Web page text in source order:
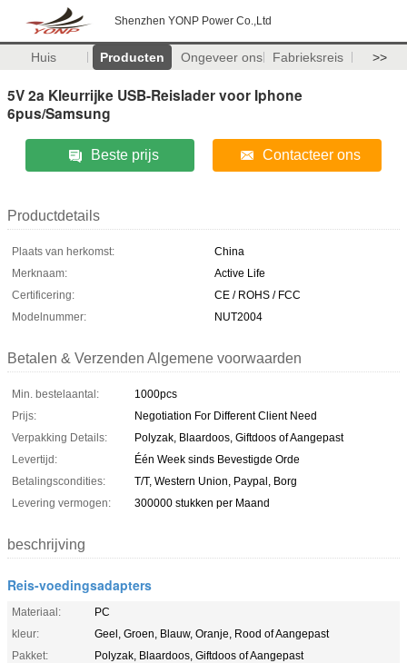
Shenzhen YONP Power Co.,Ltd
Huis Producten Ongeveer ons Fabrieksreis >>
5V 2a Kleurrijke USB-Reislader voor Iphone
6pus/Samsung
Beste prijs Contacteer ons
Productdetails
Plaats van herkomst:
China
Merknaam:
Active Life
Certificering:
CE / ROHS / FCC
Modelnummer:
NUT2004
Betalen & Verzenden Algemene voorwaarden
Min. bestelaantal:
1000pcs
Prijs:
Negotiation For Different Client Need
Verpakking Details:
Polyzak, Blaardoos, Giftdoos of Aangepast
Levertijd:
Één Week sinds Bevestigde Orde
Betalingscondities:
T/T, Western Union, Paypal, Borg
Levering vermogen:
300000 stukken per Maand
beschrijving
Reis-voedingsadapters
Materiaal:
PC
kleur:
Geel, Groen, Blauw, Oranje, Rood of Aangepast
Pakket:
Polyzak, Blaardoos, Giftdoos of Aangepast